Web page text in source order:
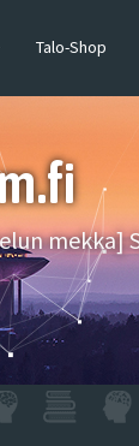
Talo-Shop
mekka]